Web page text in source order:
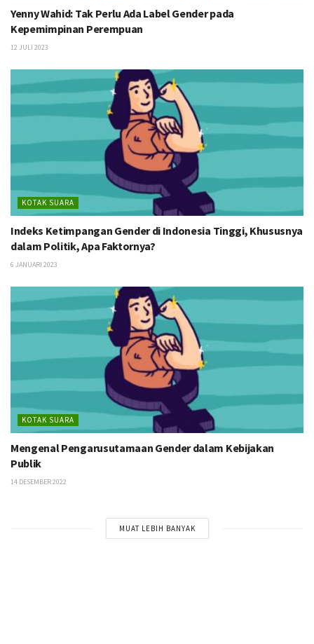
Yenny Wahid: Tak Perlu Ada Label Gender pada
Kepemimpinan Perempuan
12 JULI 2023
KOTAK SUARA
Indeks Ketimpangan Gender di Indonesia Tinggi, Khususnya
dalam Politik, Apa Faktornya?
6 JANUARI 2023
KOTAK SUARA
Mengenal Pengarusutamaan Gender dalam Kebijakan
Publik
14 DESEMBER 2022
MUAT LEBIH BANYAK